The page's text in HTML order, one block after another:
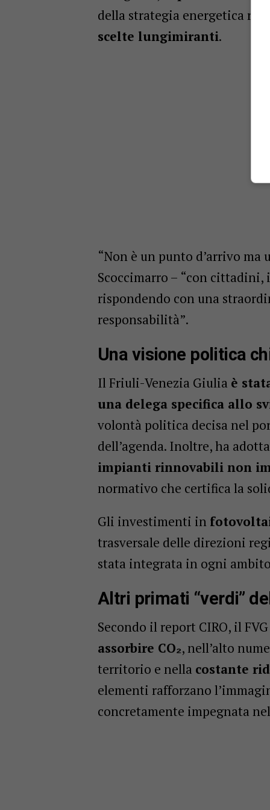
della strategia energetica
scelte lungimiranti.
“Non è un punto d’arrivo
Scoccimarro – “con
rispondendo con una
responsabilità”.
Una visione politica
Il Friuli-Venezia Giulia è
una delega specifica allo
volontà politica decisa nel
dell’agenda. Inoltre, ha
impianti rinnovabili non
normativo che certifica la
Gli investimenti in
trasversale delle direzioni
stata integrata in ogni
Altri primati “verdi”
Secondo il report CIRO, il FVG
assorbire CO₂, nell’alto
territorio e nella costante
elementi rafforzano
concretamente impegnata